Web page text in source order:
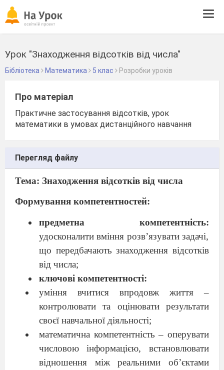
Урок "Знаходження відсотків від числа"
Бібліотека Математика 5 клас Розробки уроків
Про матеріал
Практичне застосування відсотків, урок
математики в умовах дистанційного навчання
Перегляд файлу
Тема: Знаходження відсотків від числа
Формування компетентностей:
предметна компетентність:
удосконалити вміння розв’язувати задачі,
що передбачають знаходження відсотків
від числа;
ключові компетентності:
уміння вчитися впродовж життя –
контролювати та оцінювати результати
своєї навчальної діяльності;
математична компетентність – оперувати
числовою інформацією, встановлювати
відношення між реальними об’єктами